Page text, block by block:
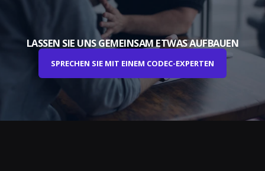
LASSEN SIE UNS GEMEINSAM ETWAS AUFBAUEN
SPRECHEN SIE MIT EINEM CODEC-EXPERTEN